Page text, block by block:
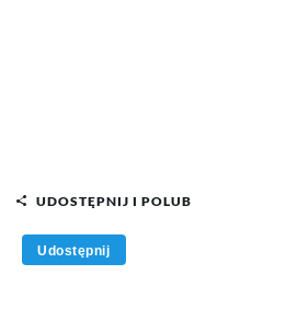
UDOSTĘPNIJ I POLUB
Udostępnij